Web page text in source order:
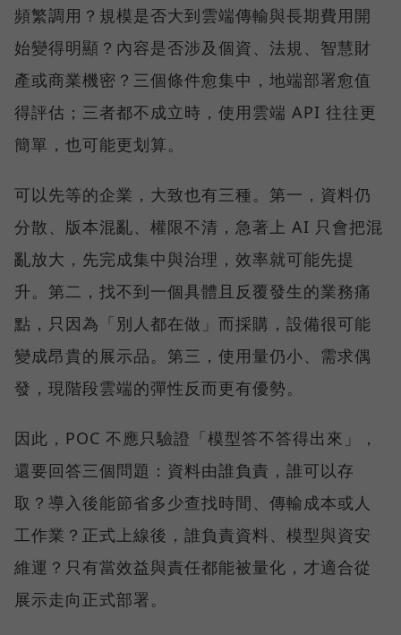
頻繁調用？規模是否大到雲端傳輸與長期費用開
始變得明顯？內容是否涉及個資、法規、智慧財
產或商業機密？三個條件愈集中，地端部署愈值
得評估；三者都不成立時，使用雲端 API 往往更
簡單，也可能更划算。
可以先等的企業，大致也有三種。第一，資料仍
分散、版本混亂、權限不清，急著上 AI 只會把混
亂放大，先完成集中與治理，效率就可能先提
升。第二，找不到一個具體且反覆發生的業務痛
點，只因為「別人都在做」而採購，設備很可能
變成昂貴的展示品。第三，使用量仍小、需求偶
發，現階段雲端的彈性反而更有優勢。
因此，POC 不應只驗證「模型答不答得出來」，
還要回答三個問題：資料由誰負責，誰可以存
取？導入後能節省多少查找時間、傳輸成本或人
工作業？正式上線後，誰負責資料、模型與資安
維運？只有當效益與責任都能被量化，才適合從
展示走向正式部署。